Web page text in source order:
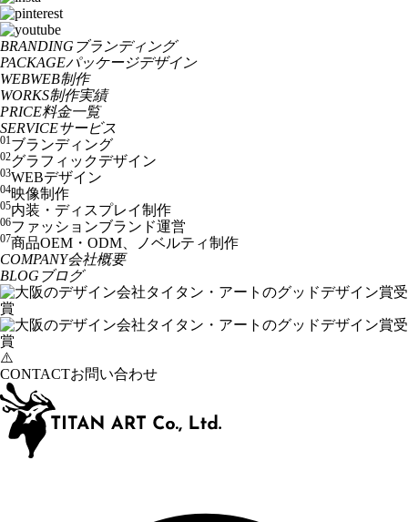
BRANDING ブランディング
PACKAGEパッケージデザイン
WEBWEB制作
WORKS制作実績
PRICE料金一覧
SERVICEサービス
01ブランディング
02グラフィックデザイン
03WEBデザイン
04映像制作
05内装・ディスプレイ制作
06ファッションブランド運営
07商品OEM・ODM、ノベルティ制作
COMPANY会社概要
BLOG ブログ
CONTACTお問い合わせ